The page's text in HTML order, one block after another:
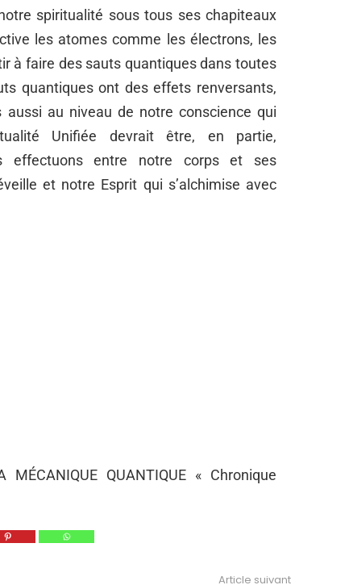
spiritualité sous tous ses chapiteaux
les atomes comme les électrons, les
à faire des sauts quantiques dans toutes
quantiques ont des effets renversants,
au niveau de notre conscience qui
Unifiée devrait être, en partie,
effectuons entre notre corps et ses
et notre Esprit qui s’alchimise avec
MÉCANIQUE QUANTIQUE « Chronique
Article suivant